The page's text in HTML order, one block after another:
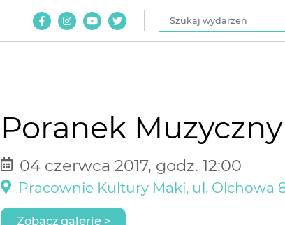
Szukaj wydarzeń
Poranek Muzyczny
04 czerwca 2017, godz. 12:00
Pracownie Kultury Maki, ul. Olchowa
Zobacz galerię >